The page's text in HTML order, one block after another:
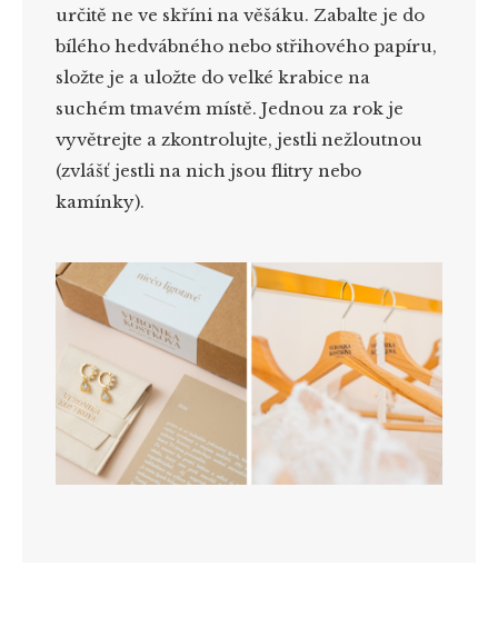
určitě ne ve skříni na věšáku. Zabalte je do
bílého hedvábného nebo střihového papíru,
složte je a uložte do velké krabice na
suchém tmavém místě. Jednou za rok je
vyvětrejte a zkontrolujte, jestli nežloutnou
(zvlášť jestli na nich jsou flitry nebo
kamínky).